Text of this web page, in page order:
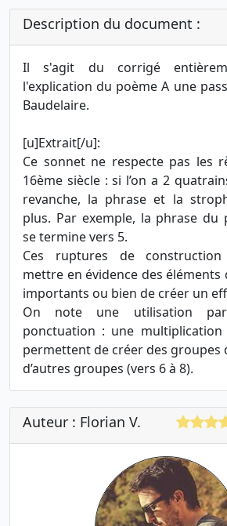
Description du document :
Il s'agit du corrigé
l'explication du poème A une
Baudelaire.
[u]Extrait[/u]:
Ce sonnet ne respecte pas les
16ème siècle : si l’on a 2
revanche, la phrase et la
plus. Par exemple, la phrase du
se termine vers 5.
Ces ruptures de
mettre en évidence des éléments
importants ou bien de créer un
On note une utilisation
ponctuation : une
permettent de créer des groupes
d’autres groupes (vers 6 à 8).
Auteur : Florian V.